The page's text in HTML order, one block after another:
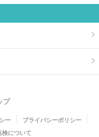
プ
ー
プライバシーポリシー
検について